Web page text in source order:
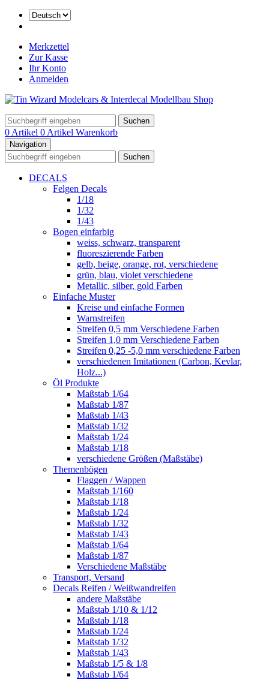
Merkzettel
Zur Kasse
Ihr Konto
Anmelden
Suchen
0 Artikel 0 Artikel Warenkorb
Navigation
Suchen
DECALS
Felgen Decals
1/18
1/32
1/43
Bogen einfarbig
weiss, schwarz, transparent
fluoreszierende Farben
gelb, beige, orange, rot, verschiedene
grün, blau, violet verschiedene
Metallic, silber, gold Farben
Einfache Muster
Kreise und einfache Formen
Warnstreifen
Streifen 0,5 mm Verschiedene Farben
Streifen 1,0 mm Verschiedene Farben
Streifen 0,25 -5,0 mm verschiedene Farben
verschiedenen Imitationen (Carbon, Kevlar,
Holz...)
Öl Produkte
Maßstab 1/64
Maßstab 1/87
Maßstab 1/43
Maßstab 1/32
Maßstab 1/24
Maßstab 1/18
verschiedene Größen (Maßstäbe)
Themenbögen
Flaggen / Wappen
Maßstab 1/160
Maßstab 1/18
Maßstab 1/24
Maßstab 1/32
Maßstab 1/43
Maßstab 1/64
Maßstab 1/87
Verschiedene Maßstäbe
Transport, Versand
Decals Reifen / Weißwandreifen
andere Maßstäbe
Maßstab 1/10 & 1/12
Maßstab 1/18
Maßstab 1/24
Maßstab 1/32
Maßstab 1/43
Maßstab 1/5 & 1/8
Maßstab 1/64